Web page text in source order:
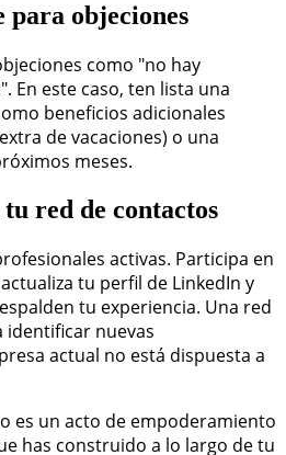
para objeciones
como "no hay
En este caso, ten lista una
beneficios adicionales
de vacaciones) o una
meses.
red de contactos
activas. Participa en
tu perfil de LinkedIn y
tu experiencia. Una red
identificar nuevas
actual no está dispuesta a
es un acto de empoderamiento
has construido a lo largo de tu